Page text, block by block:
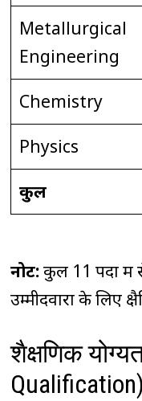
Metallurgical
Engineering
Chemistry
Physics
कुल
नोट:कुल 11 पदों में से
उम्मीदवारों के लिए
शैक्षणिक
Qualification)